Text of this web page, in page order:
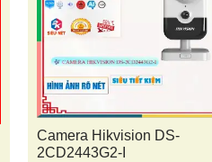
Camera Hikvision DS-
2CD2443G2-I